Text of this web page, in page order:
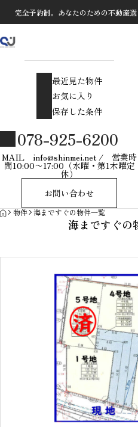
完全予約制。あなたのための不
最近見た物件
お気に入り
保存した条件
078-925-6200
MAIL info@shinmei.net / 営業時
間10:00〜17:00（水曜・第1木曜定
休）
お問い合わせ
HOME
物件 海まですぐの物件一覧
海まですぐの